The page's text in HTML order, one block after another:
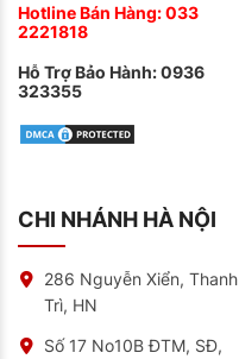
Hotline Bán Hàng:033
2221818
Hỗ Trợ Bảo Hành:0936
323355
CHI NHÁNH HÀ NỘI
286 Nguyễn Xiển, Thanh
Trì, HN
Số 17 No10B ĐTM, SĐ,